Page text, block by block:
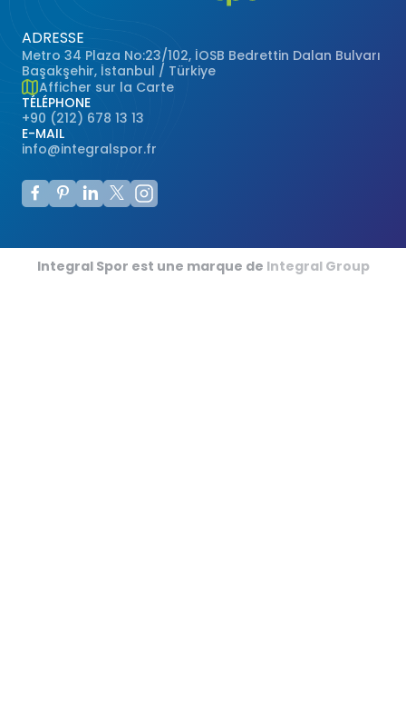
Terrains de Baseball
Terrains de Rugby
Terrains de Badminton
Terrains de Futsal
Terrains de Cricket
ADRESSE
Metro 34 Plaza No:23/102, İOSB Bedrettin Dalan Bulvarı
Başakşehir, İstanbul / Türkiye
Afficher sur la Carte
TÉLÉPHONE
+90 (212) 678 13 13
E-MAIL
info@integralspor.fr
Integral Spor est une marque de Integral Group